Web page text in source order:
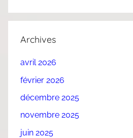
Archives
avril 2026
février 2026
décembre 2025
novembre 2025
juin 2025